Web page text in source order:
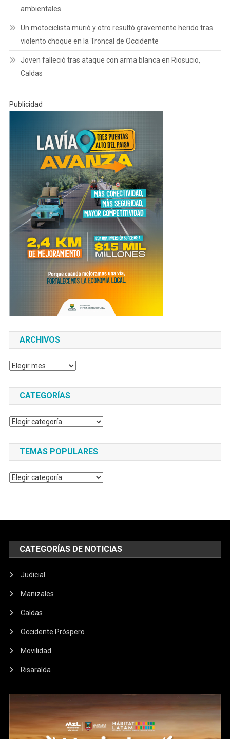
ambientales.
Un motociclista murió y otro resultó gravemente herido tras
violento choque en la Troncal de Occidente
Joven falleció tras ataque con arma blanca en Riosucio,
Caldas
Publicidad
ARCHIVOS
Archivos
CATEGORÍAS
Categorías
TEMAS POPULARES
Temas
CATEGORÍAS DE NOTICIAS
Judicial
Manizales
Caldas
Occidente Próspero
Movilidad
Risaralda